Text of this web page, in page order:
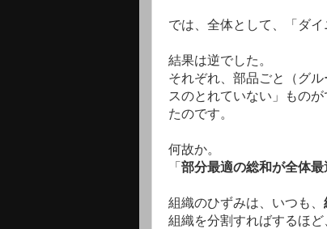
では、全体として、「ダ
結果は逆でした。
それぞれ、部品ごと（グ
スのとれていない」もの
たのです。
何故か。
「部分最適の総和が全体
組織のひずみは、いつも、
組織を分割すればするほど